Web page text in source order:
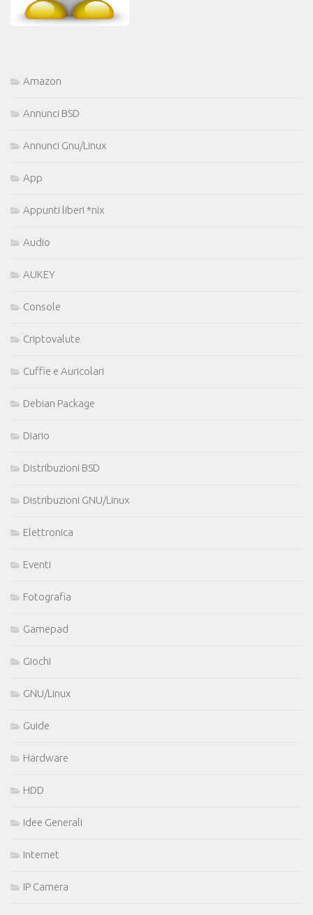
Amazon
Annunci BSD
Annunci Gnu/Linux
App
Appunti liberi *nix
Audio
AUKEY
Console
Criptovalute
Cuffie e Auricolari
Debian Package
Diario
Distribuzioni BSD
Distribuzioni GNU/Linux
Elettronica
Eventi
Fotografia
Gamepad
Giochi
GNU/Linux
Guide
Hardware
HDD
Idee Generali
Internet
IP Camera